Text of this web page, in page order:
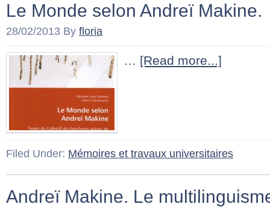
Le Monde selon Andreï Makine.
28/02/2013 By floria
… [Read more...]
Filed Under: Mémoires et travaux universitaires
Andreï Makine. Le